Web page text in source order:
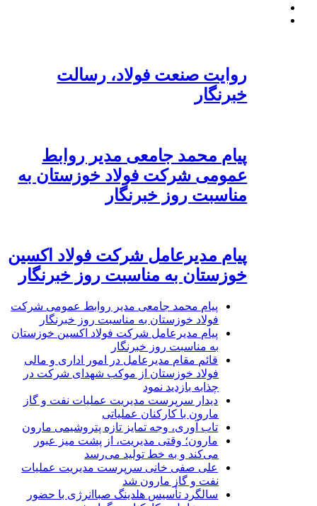
روایت صنعت فولاد،‌ رسالت
خبرنگار
پیام محمد جامعی مدیر روابط
عمومی شرکت فولاد خوزستان به
مناسبت روز خبرنگار
پیام مدیرعامل شرکت فولاد اکسین
خوزستان به مناسبت روز خبرنگار
پیام محمد جامعی مدیر روابط عمومی شرکت
فولاد خوزستان به مناسبت روز خبرنگار
پیام مدیرعامل شرکت فولاد اکسین خوزستان
به مناسبت روز خبرنگار
قائم مقام مدیرعامل در امور اداری و مالی
فولاد خوزستان از موکب شهدای شرکت در
چذابه بازدید نمود
دیدار سرپرست مدیریت عملیات نفت و گاز
مارون با کارکنان عملیاتی
تاب آوری، وجه تمایز تازه پتروشیمی مارون
مارون؛ وقتی مدیریت، از پشت میز عبور
می‌کند و به خط تولید می‌رسد
علی صفی خانی سرپرست مدیریت عملیات
نفت و گاز مارون شد
سالگرد تأسیس هلدینگ صباانرژی با حضور